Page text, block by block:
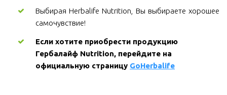
Выбирая Herbalife Nutrition, Вы выбираете хорошее
самочувствие!
Если хотите приобрести продукцию
Гербалайф Nutrition, перейдите на
официальную страницу GoHerbalife